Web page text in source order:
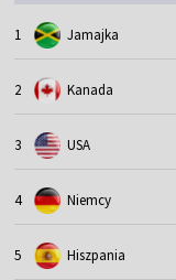
1 Jamajka
2 Kanada
3 USA
4 Niemcy
5 Hiszpania